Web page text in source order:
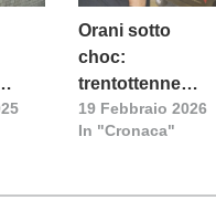
Orani sotto
choc:
trentottenne
ucciso a colpi
d’arma da fuoco
19 Febbraio 2026
In "Cronaca"